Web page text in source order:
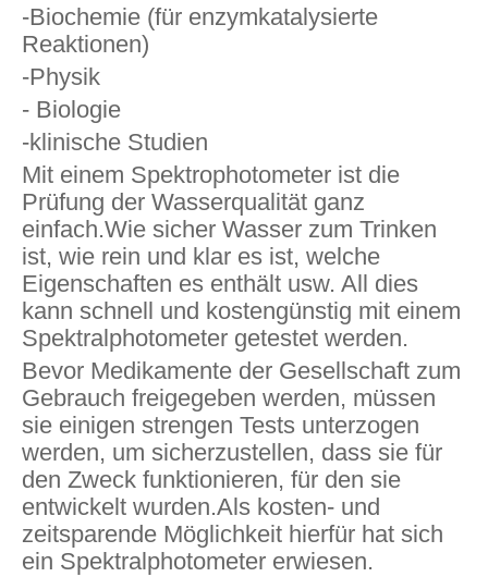
-Biochemie (für enzymkatalysierte
Reaktionen)
-Physik
- Biologie
-klinische Studien
Mit einem Spektrophotometer ist die
Prüfung der Wasserqualität ganz
einfach.Wie sicher Wasser zum Trinken
ist, wie rein und klar es ist, welche
Eigenschaften es enthält usw. All dies
kann schnell und kostengünstig mit einem
Spektralphotometer getestet werden.
Bevor Medikamente der Gesellschaft zum
Gebrauch freigegeben werden, müssen
sie einigen strengen Tests unterzogen
werden, um sicherzustellen, dass sie für
den Zweck funktionieren, für den sie
entwickelt wurden.Als kosten- und
zeitsparende Möglichkeit hierfür hat sich
ein Spektralphotometer erwiesen.